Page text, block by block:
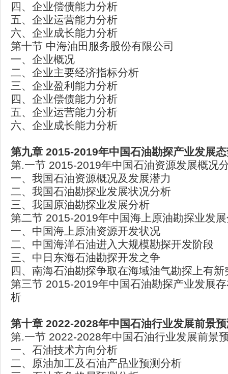
四、企业偿债能力分析
五、企业运营能力分析
六、企业成长能力分析
第十节 中海油田服务股份有限公司
一、企业概况
二、企业主要经济指标分析
三、企业盈利能力分析
四、企业偿债能力分析
五、企业运营能力分析
六、企业成长能力分析
第九章 2015-2019年中国石油勘探产业发展
第.一节 2015-2019年中国石油资源发展概况
一、我国石油资源概况及发展潜力
二、我国石油勘探业发展状况分析
三、我国原油勘探业发展分析
第二节 2015-2019年中国海上原油勘探业发
一、中国海上原油资源开发状况
二、中国海洋石油进入大规模勘探开发阶段
三、中日东海石油勘探开发之争
四、南海石油勘探争取在海域油气勘探上有新
第三节 2015-2019年中国石油勘探产业发展
析
第十章 2022-2028年中国石油行业发展前景
第.一节 2022-2028年中国石油行业发展前景
一、石油技术方向分析
二、原油加工及石油产品业预测分析